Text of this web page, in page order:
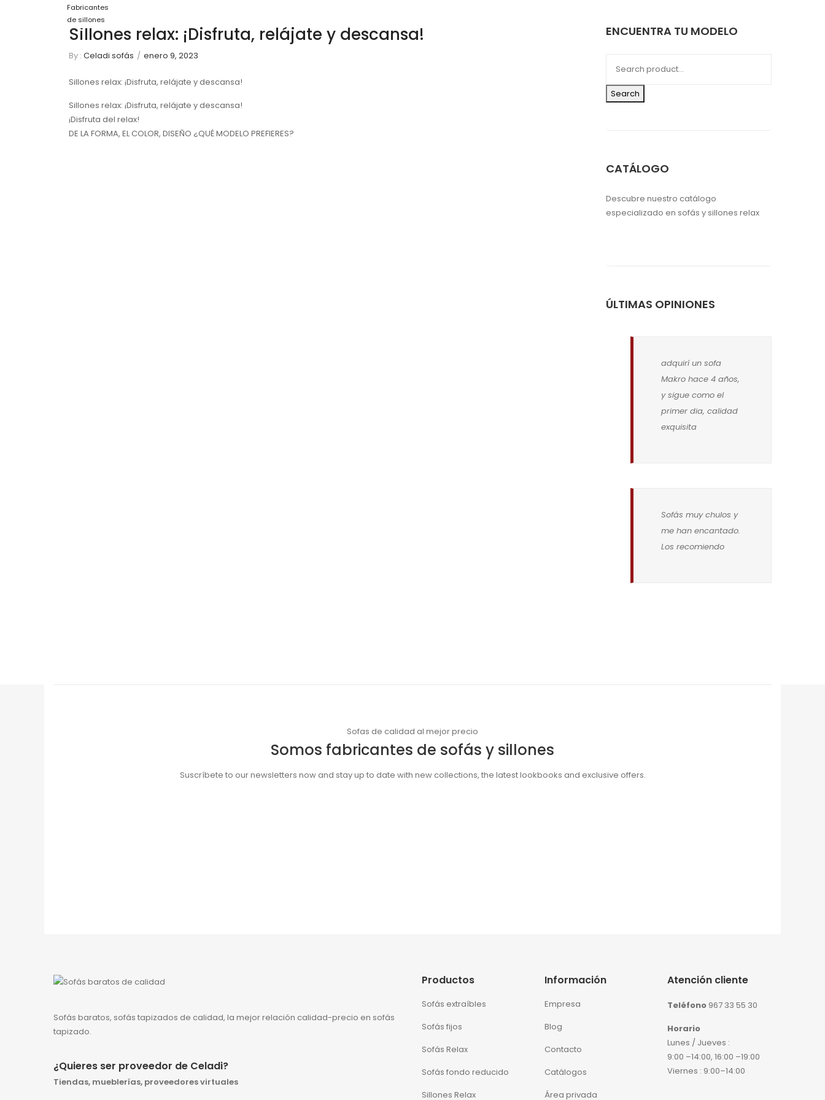
Fabricantes
de sillones
Sillones relax: ¡Disfruta, relájate y descansa!
By : Celadi sofás / enero 9, 2023
Sillones relax: ¡Disfruta, relájate y descansa!
Sillones relax: ¡Disfruta, relájate y descansa!
¡Disfruta del relax!
DE LA FORMA, EL COLOR, DISEÑO ¿QUÉ MODELO PREFIERES?
ENCUENTRA TU MODELO
Search
CATÁLOGO
Descubre nuestro catálogo
especializado en sofás y sillones relax
ÚLTIMAS OPINIONES
adquirí un sofa
Makro hace 4 años,
y sigue como el
primer dia, calidad
exquisita
Sofás muy chulos y
me han encantado.
Los recomiendo
Sofas de calidad al mejor precio
Somos fabricantes de sofás y sillones
Suscríbete to our newsletters now and stay up to date with new collections, the latest lookbooks and exclusive offers.
Sofás baratos, sofás tapizados de calidad, la mejor relación calidad-precio en sofás
tapizado.
¿Quieres ser proveedor de Celadi?
Tiendas, mueblerías, proveedores virtuales
Productos
Sofás extraíbles
Sofás fijos
Sofás Relax
Sofás fondo reducido
Sillones Relax
Información
Empresa
Blog
Contacto
Catálogos
Área privada
Atención cliente
Teléfono 967 33 55 30
Horario
Lunes / Jueves :
9:00 –14:00, 16:00 –19:00
Viernes : 9:00–14:00